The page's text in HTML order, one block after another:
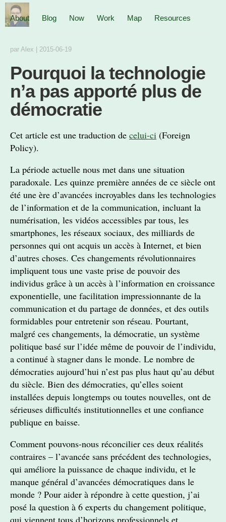
About Blog Now Work Map Resources
par Alex 2015-06-19
Pourquoi la technologie
n’a pas apporté plus de
démocratie
Cet article est une traduction de celui-ci (Foreign
Policy).
La période actuelle nous met dans une situation
paradoxale. Les quinze première années de ce siècle ont
été une ère d’avancées incroyables dans les technologies
de l’information et de la communication, incluant la
numérisation, les vidéos accessibles par tous, les
smartphones, les réseaux sociaux, des milliards de
personnes qui ont acquis un accès à Internet, et bien
d’autres choses. Ces changements révolutionnaires
impliquent tous une vaste prise de pouvoir des
individus grâce à un accès à l’information en croissance
exponentielle, une facilitation impressionnante de la
communication et du partage de données, et des outils
formidables pour entretenir son réseau. Pourtant,
malgré ces changements, la démocratie, un système
politique basé sur l’idée même de pouvoir de l’individu,
a continué à stagner dans le monde. Le nombre de
démocraties aujourd’hui n’est pas plus haut qu’au début
du siècle. Bien des démocraties, qu’elles soient
installées depuis longtemps ou toutes nouvelles, ont de
sérieuses difficultés institutionnelles et une confiance
publique en baisse.
Comment pouvons-nous réconcilier ces deux réalités
contraires – l’avancée sans précédent des technologies,
qui améliore la puissance de chaque individu, et le
manque général d’avancées démocratiques dans le
monde ? Pour aider à répondre à cette question, j’ai
posé la question à 6 experts du changement politique,
qui viennent tous d’horizons professionnels et